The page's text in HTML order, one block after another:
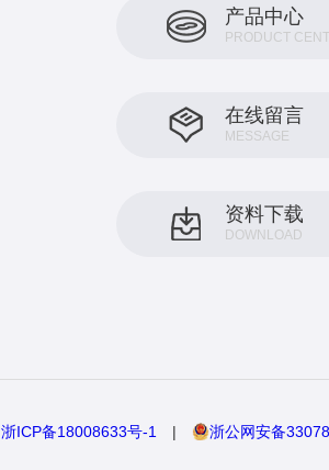
产品中心
PRODUCT
在线留言
MESSAGE
资料下载
DOWNLOAD
浙ICP备18008633号-1 | 浙公网安备